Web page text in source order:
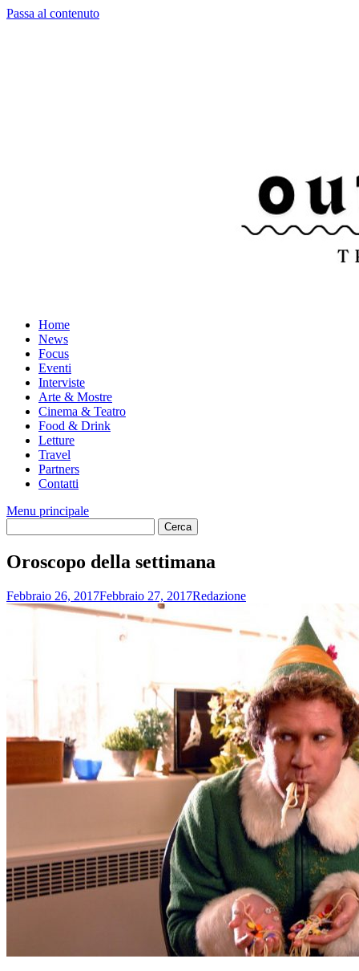
Passa al contenuto
Home
News
Focus
Eventi
Interviste
Arte & Mostre
Cinema & Teatro
Food & Drink
Letture
Travel
Partners
Contatti
Menu principale
Oroscopo della settimana
Febbraio 26, 2017Febbraio 27, 2017Redazione